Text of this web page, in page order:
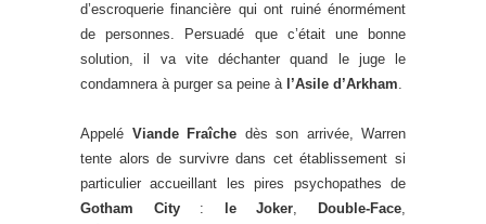
d’escroquerie financière qui ont ruiné énormément
de personnes. Persuadé que c’était une bonne
solution, il va vite déchanter quand le juge le
condamnera à purger sa peine à l’Asile d’Arkham.
Appelé Viande Fraîche dès son arrivée, Warren
tente alors de survivre dans cet établissement si
particulier accueillant les pires psychopathes de
Gotham City: le Joker, Double-Face,